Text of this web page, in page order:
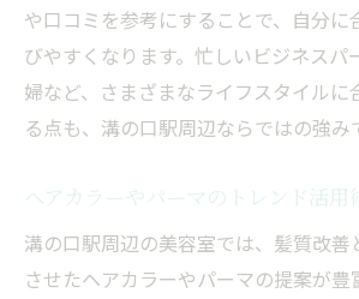
や口コミを参考にすることで、自分に
びやすくなります。忙しいビジネスパ
婦など、さまざまなライフスタイルに
る点も、溝の口駅周辺ならではの強み
ヘアカラーやパーマのトレンド活用
溝の口駅周辺の美容室では、髪質改善
させたヘアカラーやパーマの提案が豊